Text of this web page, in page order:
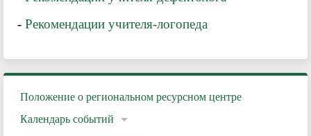
- Рекомендации учителя-логопеда
Положение о региональном ресурсном центре
Календарь событий